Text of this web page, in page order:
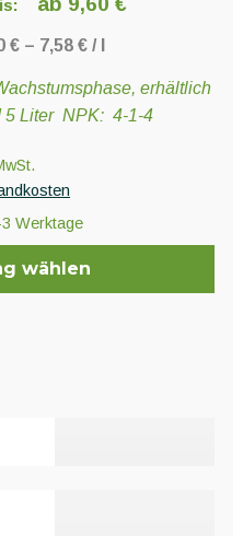
€ – 7,58€ /
erhältlich
5 Liter NPK: 4-1-4
Werktage
wählen